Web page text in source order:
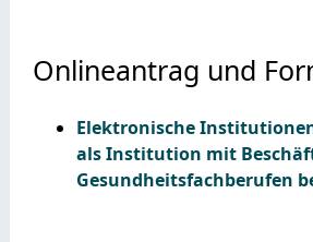
Onlineantrag und
Elektronische
als Institution mit
Gesundheitsfachberufen